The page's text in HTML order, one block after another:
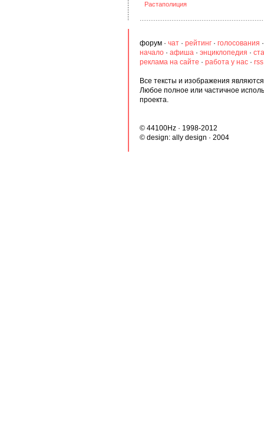
Растаполиция
форум · чат · рейтинг · голосования
начало · афиша · энциклопедия ·
реклама на сайте · работа у нас ·
Все тексты и изображения
Любое полное или частичное
проекта.
© 44100Hz · 1998-2012
© design: ally design · 2004